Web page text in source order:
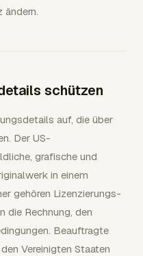
ändern.
schützen
auf, die über
Der US-
grafische und
in einem
gehören Lizenzierungs-
die Rechnung, den
Beauftragte
Vereinigten Staaten